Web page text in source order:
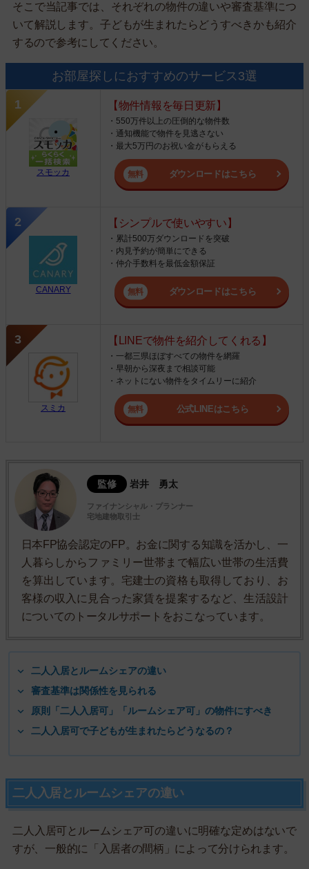
そこで当記事では、それぞれの物件の違いや審査基準につ
いて解説します。子どもが生まれたらどうすべきかも紹介
するので参考にしてください。
お部屋探しにおすすめのサービス3選
スモッカ
【物件情報を毎日更新】
・550万件以上の圧倒的な物件数
・通知機能で物件を見逃さない
・最大5万円のお祝い金がもらえる
ダウンロードはこちら
CANARY
【シンプルで使いやすい】
・累計500万ダウンロードを突破
・内見予約が簡単にできる
・仲介手数料を最低金額保証
ダウンロードはこちら
スミカ
【LINEで物件を紹介してくれる】
・一都三県ほぼすべての物件を網羅
・早朝から深夜まで相談可能
・ネットにない物件をタイムリーに紹介
公式LINEはこちら
監修 岩井 勇太
ファイナンシャル・プランナー
宅地建物取引士
日本FP協会認定のFP。お金に関する知識を活かし、一
人暮らしからファミリー世帯まで幅広い世帯の生活費
を算出しています。宅建士の資格も取得しており、お
客様の収入に見合った家賃を提案するなど、生活設計
についてのトータルサポートをおこなっています。
二人入居とルームシェアの違い
審査基準は関係性を見られる
原則「二人入居可」「ルームシェア可」の物件にすべき
二人入居可で子どもが生まれたらどうなるの？
二人入居とルームシェアの違い
二人入居可とルームシェア可の違いに明確な定めはないで
すが、一般的に「入居者の間柄」によって分けられます。